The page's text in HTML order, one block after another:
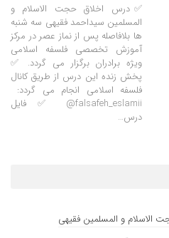
✅درس اخلاق حجت الاسلام و
المسلمین سیداحمد فقیهی سه شنبه
ها بلافاصله پس از نماز عصر در مرکز
آموزش تخصصی فلسفه اسلامی
ویژه برادران برگزار می گردد. ✅
پخش زنده این درس از طریق کانال
فلسفه اسلامی انجام می گردد:
falsafeh_eslamii@ ✅ فایل
درس…
الاسلام و المسلمین فقیهی